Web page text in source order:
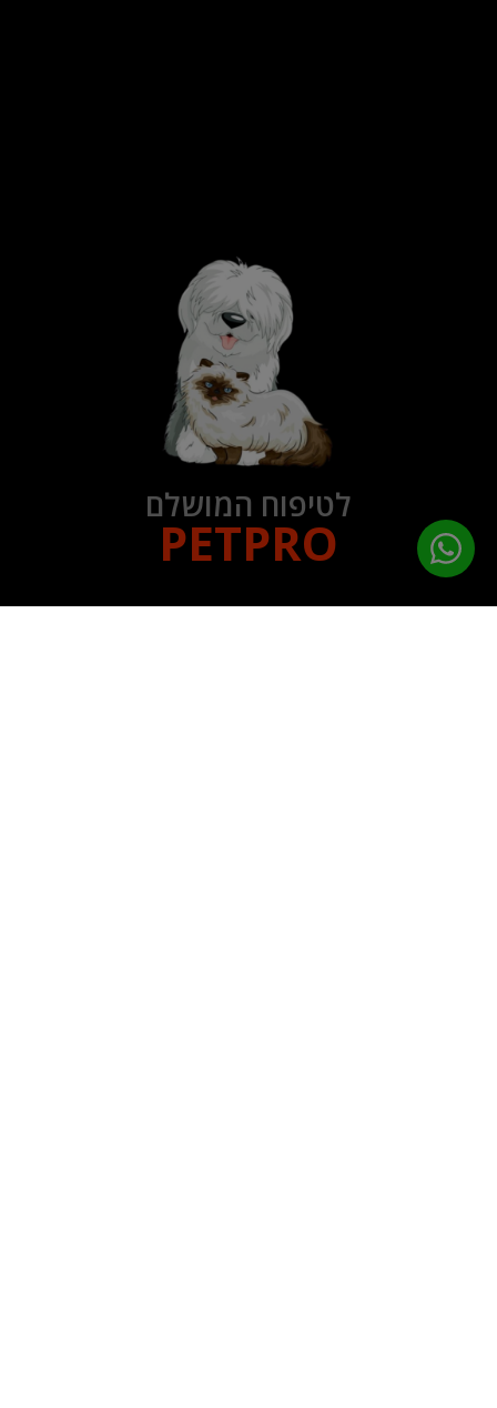
לטיפוח המושלם
PETPRO